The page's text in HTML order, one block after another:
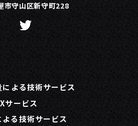
市守山区新守町228
よる技術サービス
サービス
る技術サービス